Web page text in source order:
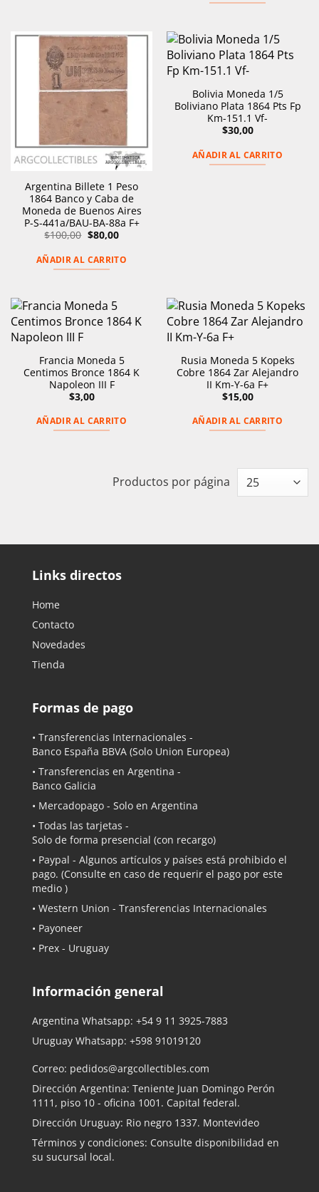
Argentina Billete 1 Peso
1864 Banco y Caba de
Moneda de Buenos Aires
P-S-441a/BAU-BA-88a F+
$100,00 El
precio
era:
$100,00.
$80,00El
es:
AÑADIR AL CARRITO
Bolivia Moneda 1/5
Boliviano Plata 1864 Pts Fp
Km-151.1 Vf-
$30,00
AÑADIR AL CARRITO
Francia Moneda 5
Centimos Bronce 1864 K
Napoleon III F
$3,00
AÑADIR AL CARRITO
Rusia Moneda 5 Kopeks
Cobre 1864 Zar Alejandro
II Km-Y-6a F+
$15,00
AÑADIR AL CARRITO
Productos por página
Links directos
Home
Contacto
Novedades
Tienda
Formas de pago
• Transferencias Internacionales -
Banco España BBVA (Solo Union Europea)
• Transferencias en Argentina -
Banco Galicia
• Mercadopago - Solo en Argentina
• Todas las tarjetas -
Solo de forma presencial (con recargo)
• Paypal - Algunos artículos y países está prohibido el
pago. (Consulte en caso de requerir el pago por este
medio )
• Western Union - Transferencias Internacionales
• Payoneer
• Prex - Uruguay
Información general
Argentina Whatsapp: +54 9 11 3925-7883
Uruguay Whatsapp: +598 91019120
Correo: pedidos@argcollectibles.com
Dirección Argentina: Teniente Juan Domingo Perón
1111, piso 10 - oficina 1001. Capital federal.
Dirección Uruguay: Rio negro 1337. Montevideo
Términos y condiciones: Consulte disponibilidad en
su sucursal local.